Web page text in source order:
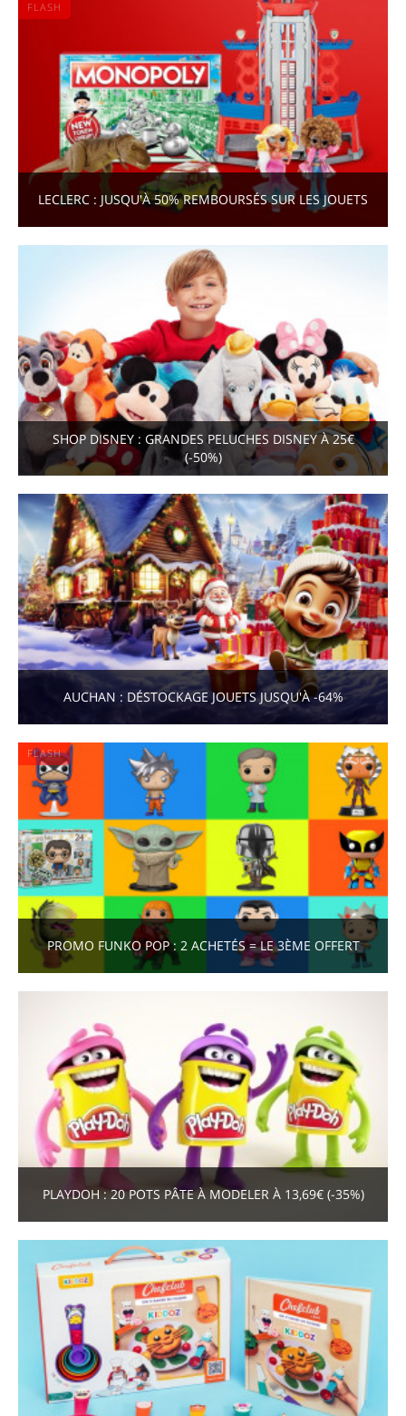
FLASH
LECLERC : JUSQU'À 50% REMBOURSÉS SUR LES JOUETS
SHOP DISNEY : GRANDES PELUCHES DISNEY À 25€
(-50%)
AUCHAN : DÉSTOCKAGE JOUETS JUSQU'À -64%
FLASH
PROMO FUNKO POP : 2 ACHETÉS = LE 3ÈME OFFERT
PLAYDOH : 20 POTS PÂTE À MODELER À 13,69€ (-35%)